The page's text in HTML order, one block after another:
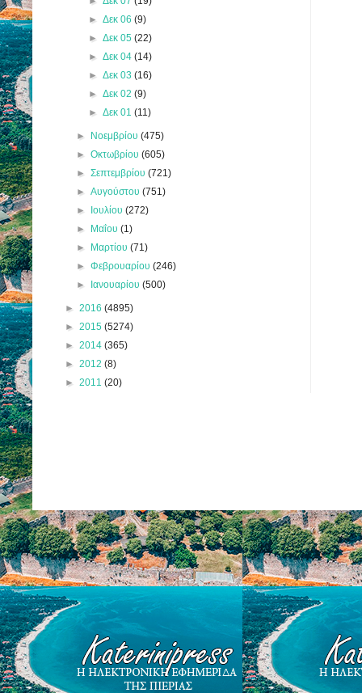
► Δεκ 06 (9)
► Δεκ 05 (22)
► Δεκ 04 (14)
► Δεκ 03 (16)
► Δεκ 02 (9)
► Δεκ 01 (11)
► Νοεμβρίου(475)
►Οκτωβρίου(605)
►Σεπτεμβρίου(721)
►Αυγούστου(751)
► Ιουλίου(272)
► Μαΐου(1)
► Μαρτίου(71)
►Φεβρουαρίου(246)
► Ιανουαρίου(500)
► 2016 (4895)
► 2015 (5274)
► 2014 (365)
► 2012 (8)
► 2011 (20)